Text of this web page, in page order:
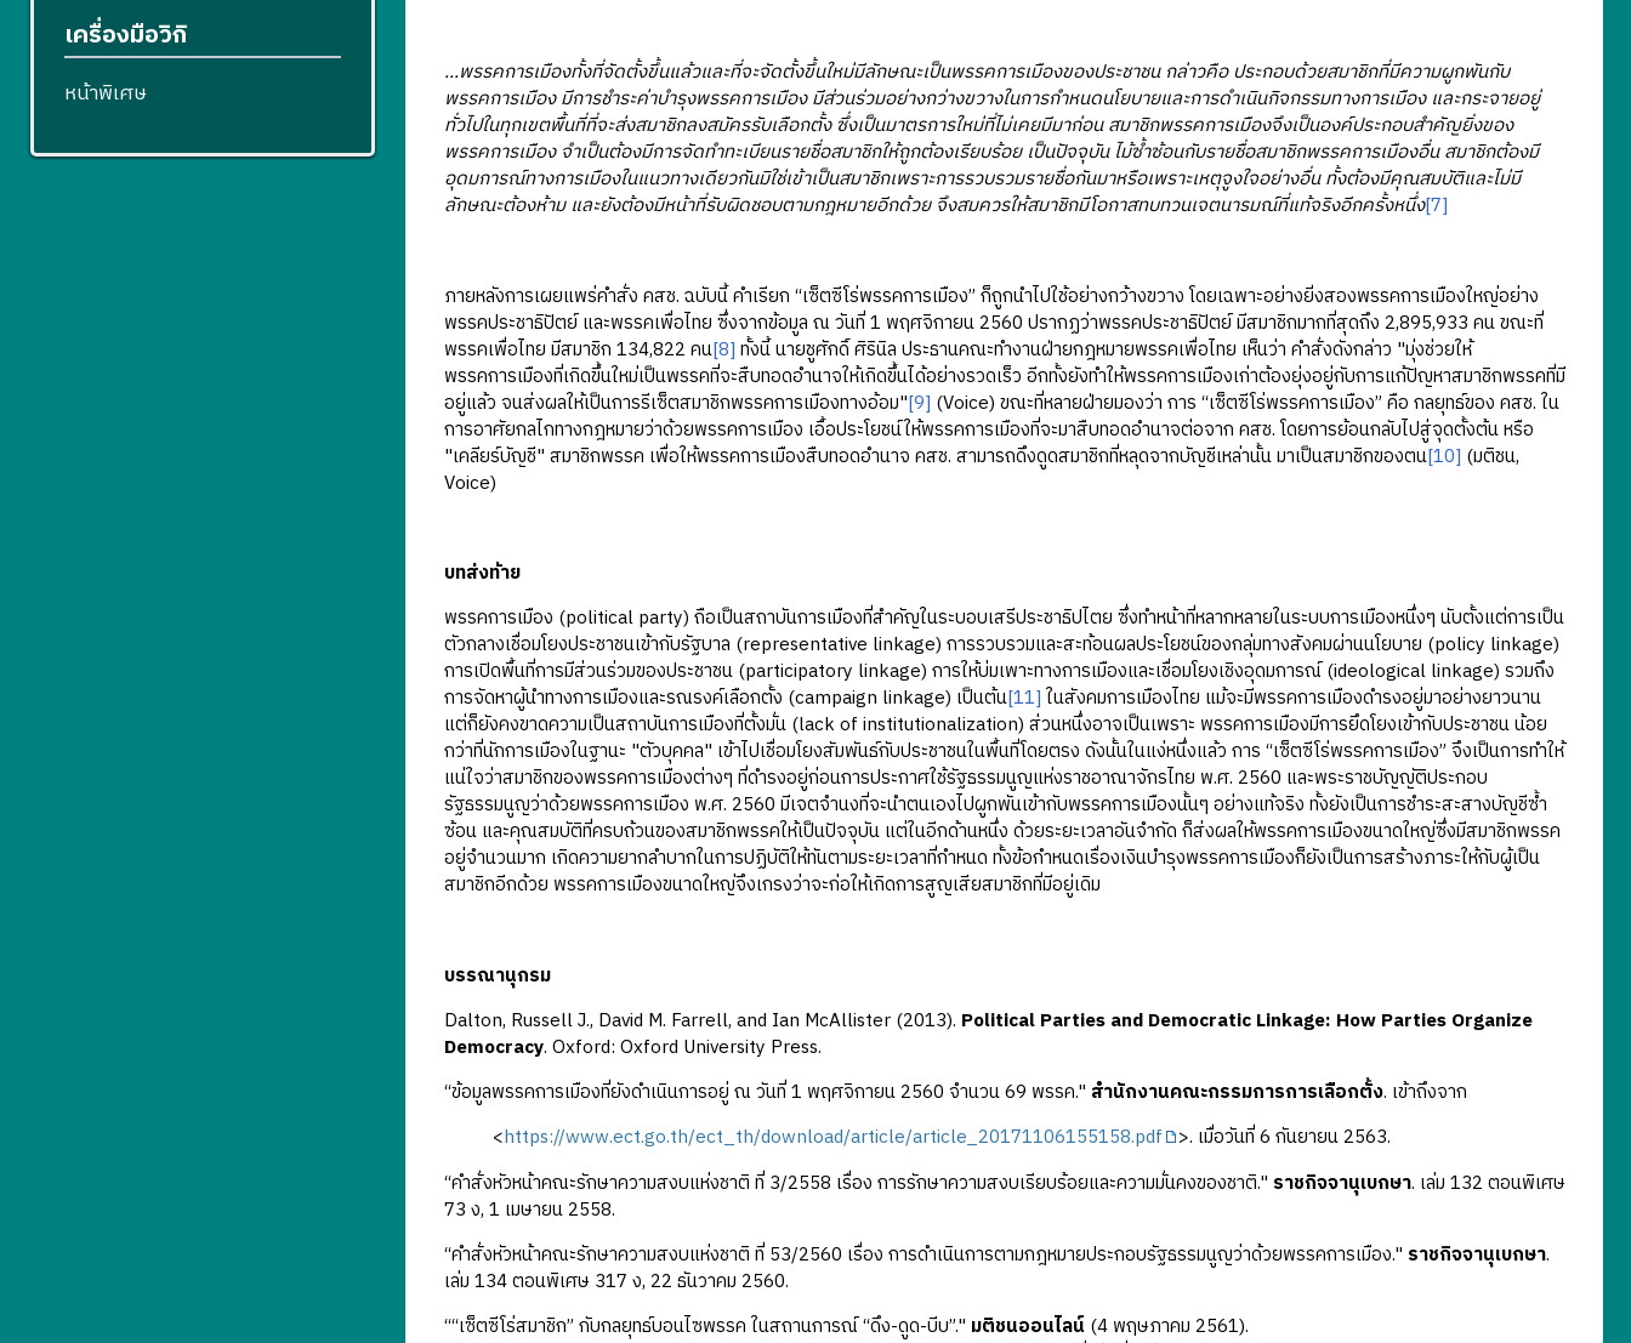
...พรรคการเมืองทั้งที่จัดตั้งขึ้นแล้วและที่จะจัดตั้งขึ้นใหม่มีลักษณะเป็นพรรคการเมืองของประชาชน กล่าวคือ ประกอบด้วยสมาชิกที่มีความผูกพันกับ
พรรคการเมือง มีการชําระค่าบํารุงพรรคการเมือง มีส่วนร่วมอย่างกว่างขวางในการกำหนดนโยบายและการดำเนินกิจกรรมทางการเมือง และกระจายอยู่
ทั่วไปในทุกเขตพื้นที่ที่จะส่งสมาชิกลงสมัครรับเลือกตั้ง ซึ่งเป็นมาตรการใหม่ที่ไม่เคยมีมาก่อน สมาชิกพรรคการเมืองจึงเป็นองค์ประกอบสำคัญยิ่งของ
พรรคการเมือง จำเป็นต้องมีการจัดทำทะเบียนรายชื่อสมาชิกให้ถูกต้องเรียบร้อย เป็นปัจจุบัน ไม้ซ้ำซ้อนกับรายชื่อสมาชิกพรรคการเมืองอื่น สมาชิกต้องมี
อุดมการณ์ทางการเมืองในแนวทางเดียวกันมิใช่เข้าเป็นสมาชิกเพราะการรวบรวมรายชื่อกันมาหรือเพราะเหตุจูงใจอย่างอื่น ทั้งต้องมีคุณสมบัติและไม่มี
ลักษณะต้องห้าม และยังต้องมีหน้าที่รับผิดชอบตามกฎหมายอีกด้วย จึงสมควรให้สมาชิกมีโอกาสทบทวนเจตนารมณ์ที่แท้จริงอีกครั้งหนึ่ง[7]
ภายหลังการเผยแพร่คำสั่ง คสช. ฉบับนี้ คำเรียก “เซ็ตซีโร่พรรคการเมือง” ก็ถูกนำไปใช้อย่างกว้างขวาง โดยเฉพาะอย่างยิ่งสองพรรคการเมืองใหญ่อย่าง
พรรคประชาธิปัตย์ และพรรคเพื่อไทย ซึ่งจากข้อมูล ณ วันที่ 1 พฤศจิกายน 2560 ปรากฏว่าพรรคประชาธิปัตย์ มีสมาชิกมากที่สุดถึง 2,895,933 คน ขณะที่
พรรคเพื่อไทย มีสมาชิก 134,822 คน[8] ทั้งนี้ นายชูศักดิ์ ศิรินิล ประธานคณะทำงานฝ่ายกฎหมายพรรคเพื่อไทย เห็นว่า คำสั่งดังกล่าว "มุ่งช่วยให้
พรรคการเมืองที่เกิดขึ้นใหม่เป็นพรรคที่จะสืบทอดอำนาจให้เกิดขึ้นได้อย่างรวดเร็ว อีกทั้งยังทำให้พรรคการเมืองเก่าต้องยุ่งอยู่กับการแก้ปัญหาสมาชิกพรรคที่มี
อยู่แล้ว จนส่งผลให้เป็นการรีเซ็ตสมาชิกพรรคการเมืองทางอ้อม"[9] (Voice) ขณะที่หลายฝ่ายมองว่า การ “เซ็ตซีโร่พรรคการเมือง” คือ กลยุทธ์ของ คสช. ใน
การอาศัยกลไกทางกฎหมายว่าด้วยพรรคการเมือง เอื้อประโยชน์ให้พรรคการเมืองที่จะมาสืบทอดอำนาจต่อจาก คสช. โดยการย้อนกลับไปสู่จุดตั้งต้น หรือ
"เคลียร์บัญชี" สมาชิกพรรค เพื่อให้พรรคการเมืองสืบทอดอำนาจ คสช. สามารถดึงดูดสมาชิกที่หลุดจากบัญชีเหล่านั้น มาเป็นสมาชิกของตน[10] (มติชน,
Voice)
บทส่งท้าย
พรรคการเมือง (political party) ถือเป็นสถาบันการเมืองที่สำคัญในระบอบเสรีประชาธิปไตย ซึ่งทำหน้าที่หลากหลายในระบบการเมืองหนึ่งๆ นับตั้งแต่การเป็น
ตัวกลางเชื่อมโยงประชาชนเข้ากับรัฐบาล (representative linkage) การรวบรวมและสะท้อนผลประโยชน์ของกลุ่มทางสังคมผ่านนโยบาย (policy linkage)
การเปิดพื้นที่การมีส่วนร่วมของประชาชน (participatory linkage) การให้บ่มเพาะทางการเมืองและเชื่อมโยงเชิงอุดมการณ์ (ideological linkage) รวมถึง
การจัดหาผู้นำทางการเมืองและรณรงค์เลือกตั้ง (campaign linkage) เป็นต้น[11] ในสังคมการเมืองไทย แม้จะมีพรรคการเมืองดำรงอยู่มาอย่างยาวนาน
แต่ก็ยังคงขาดความเป็นสถาบันการเมืองที่ตั้งมั่น (lack of institutionalization) ส่วนหนึ่งอาจเป็นเพราะ พรรคการเมืองมีการยึดโยงเข้ากับประชาชน น้อย
กว่าที่นักการเมืองในฐานะ "ตัวบุคคล" เข้าไปเชื่อมโยงสัมพันธ์กับประชาชนในพื้นที่โดยตรง ดังนั้นในแง่หนึ่งแล้ว การ “เซ็ตซีโร่พรรคการเมือง” จึงเป็นการทำให้
แน่ใจว่าสมาชิกของพรรคการเมืองต่างๆ ที่ดำรงอยู่ก่อนการประกาศใช้รัฐธรรมนูญแห่งราชอาณาจักรไทย พ.ศ. 2560 และพระราชบัญญัติประกอบ
รัฐธรรมนูญว่าด้วยพรรคการเมือง พ.ศ. 2560 มีเจตจำนงที่จะนำตนเองไปผูกพันเข้ากับพรรคการเมืองนั้นๆ อย่างแท้จริง ทั้งยังเป็นการชำระสะสางบัญชีซ้ำ
ซ้อน และคุณสมบัติที่ครบถ้วนของสมาชิกพรรคให้เป็นปัจจุบัน แต่ในอีกด้านหนึ่ง ด้วยระยะเวลาอันจำกัด ก็ส่งผลให้พรรคการเมืองขนาดใหญ่ซึ่งมีสมาชิกพรรค
อยู่จำนวนมาก เกิดความยากลำบากในการปฏิบัติให้ทันตามระยะเวลาที่กำหนด ทั้งข้อกำหนดเรื่องเงินบำรุงพรรคการเมืองก็ยังเป็นการสร้างภาระให้กับผู้เป็น
สมาชิกอีกด้วย พรรคการเมืองขนาดใหญ่จึงเกรงว่าจะก่อให้เกิดการสูญเสียสมาชิกที่มีอยู่เดิม
บรรณานุกรม
Dalton, Russell J., David M. Farrell, and Ian McAllister (2013). Political Parties and Democratic Linkage: How Parties Organize
Democracy. Oxford: Oxford University Press.
“ข้อมูลพรรคการเมืองที่ยังดำเนินการอยู่ ณ วันที่ 1 พฤศจิกายน 2560 จำนวน 69 พรรค." สำนักงานคณะกรรมการการเลือกตั้ง. เข้าถึงจาก
<https://www.ect.go.th/ect_th/download/article/article_20171106155158.pdf >. เมื่อวันที่ 6 กันยายน 2563.
“คําสั่งหัวหน้าคณะรักษาความสงบแห่งชาติ ที่ 3/2558 เรื่อง การรักษาความสงบเรียบร้อยและความมั่นคงของชาติ." ราชกิจจานุเบกษา. เล่ม 132 ตอนพิเศษ
73 ง, 1 เมษายน 2558.
“คำสั่งหัวหน้าคณะรักษาความสงบแห่งชาติ ที่ 53/2560 เรื่อง การดำเนินการตามกฎหมายประกอบรัฐธรรมนูญว่าด้วยพรรคการเมือง." ราชกิจจานุเบกษา.
เล่ม 134 ตอนพิเศษ 317 ง, 22 ธันวาคม 2560.
““เซ็ตซีโร่สมาชิก” กับกลยุทธ์บอนไซพรรค ในสถานการณ์ “ดึง-ดูด-บีบ”." มติชนออนไลน์ (4 พฤษภาคม 2561).
เครื่องมือวิกิ
หน้าพิเศษ